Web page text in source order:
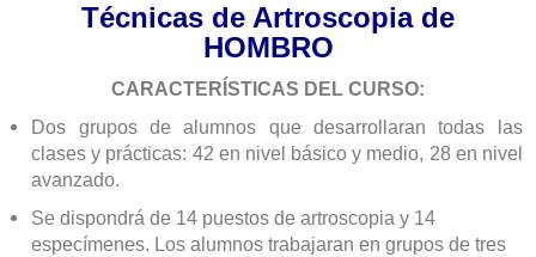
Técnicas de Artroscopia de
HOMBRO
CARACTERÍSTICAS DEL CURSO:
Dos grupos de alumnos que desarrollaran todas las
clases y prácticas: 42 en nivel básico y medio, 28 en nivel
avanzado.
Se dispondrá de 14 puestos de artroscopia y 14
especímenes. Los alumnos trabajaran en grupos de tres